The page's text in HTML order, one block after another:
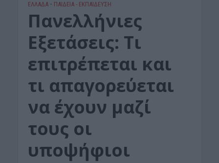
ΕΛΛΑΔΑ • ΠΑΙΔΕΙΑ - ΕΚΠΑΙΔΕΥΣΗ
Πανελλήνιες
Εξετάσεις: Τι
επιτρέπεται και
τι απαγορεύεται
να έχουν μαζί
τους οι
υποψήφιοι